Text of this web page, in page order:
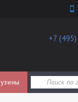
+7 (495)